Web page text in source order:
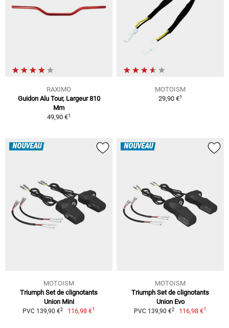
RAXIMO
Guidon Alu Tour, Largeur 810
Mm
49,90 €1
MOTOISM
29,90 €1
NOUVEAU
MOTOISM
Triumph Set de clignotants
Union Mini
PVC 139,90 €2 116,98 €1
NOUVEAU
MOTOISM
Triumph Set de clignotants
Union Evo
PVC 139,90 €2 116,98 €1